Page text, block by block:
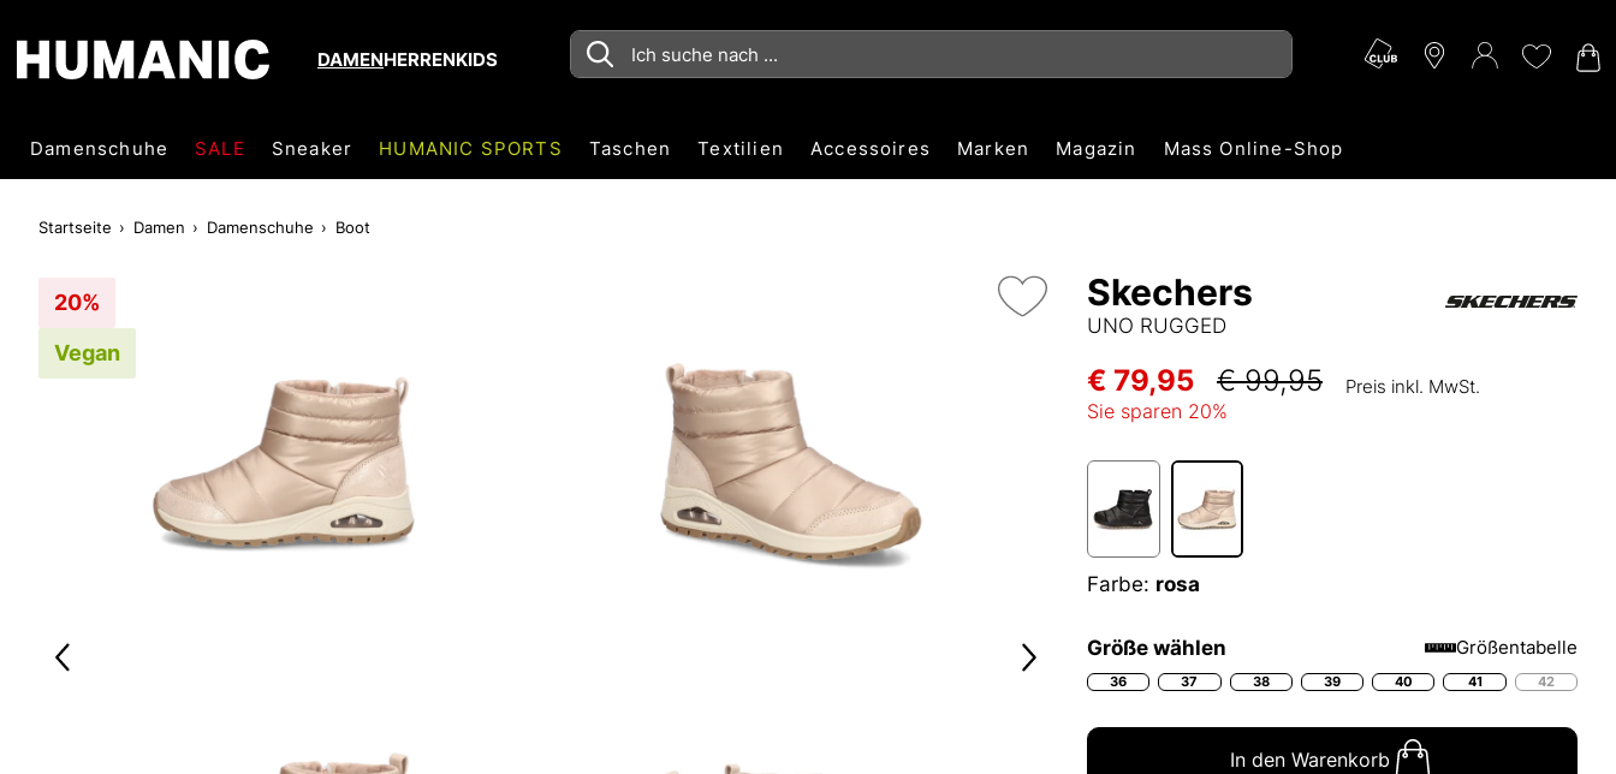
DAMENHERRENKIDS
Damenschuhe SALE Sneaker HUMANIC SPORTS Taschen Textilien Accessoires Marken Magazin Mass Online-Shop
Startseite Damen Damenschuhe Boot
20%
Vegan
Skechers
UNO RUGGED
€ 79,95 € 99,95 Preis inkl. MwSt.
Sie sparen 20%
Farbe: rosa
Größe wählen Größentabelle
36 37 38 39 40 41 42
In den Warenkorb